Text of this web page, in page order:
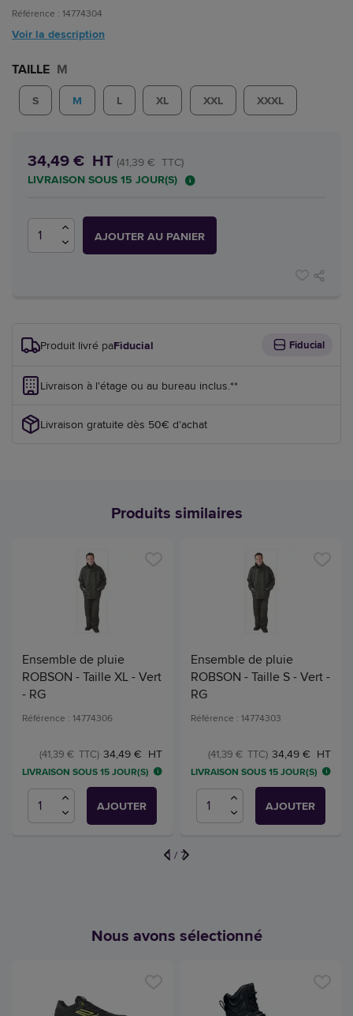
Référence : 14774304
Voir la description
TAILLE M
S M L XL XXL XXXL
34,49 € HT (41,39 € TTC)
LIVRAISON SOUS 15 JOUR(S)
AJOUTER AU PANIER
Produit livré parFiducial Fiducial
Livraison à l'étage ou au bureau inclus.**
Livraison gratuite dès 50€ d'achat
Produits similaires
Ensemble de pluie
ROBSON - Taille XL - Vert
- RG
Référence : 14774306
34,49 € HT
(41,39 € TTC)
LIVRAISON SOUS 15 JOUR(S)
AJOUTER
Ensemble de pluie
ROBSON - Taille S - Vert -
RG
Référence : 14774303
34,49 € HT
(41,39 € TTC)
LIVRAISON SOUS 15 JOUR(S)
AJOUTER
1 / 7
Nous avons sélectionné